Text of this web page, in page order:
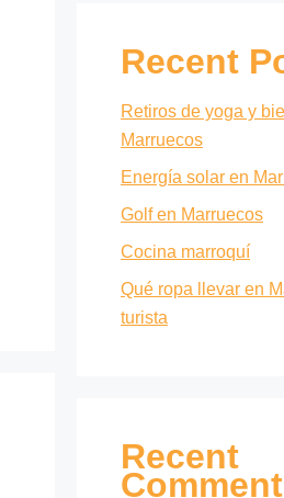
Recent
Retiros de yoga y
Marruecos
Energía solar en
Golf en Marruecos
Cocina marroquí
Qué ropa llevar en
turista
Recent